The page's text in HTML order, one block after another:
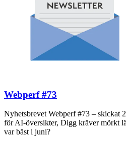
Webperf #73
Nyhetsbrevet Webperf #73 – skickat
för AI-översikter, Digg kräver mörkt
var bäst i juni?